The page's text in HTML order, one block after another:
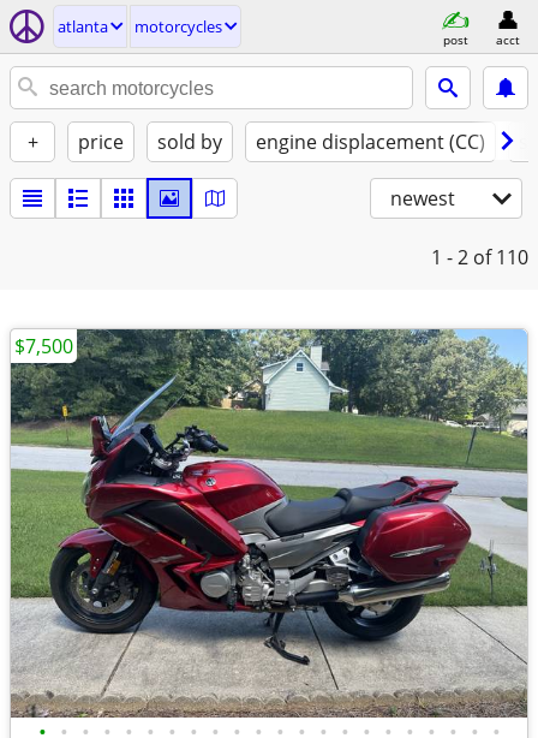
atlanta motorcycles
post acct
+ price sold by engine displacement (CC)
newest
1 - 2 of 110
• • • • • • • • • • • • • • • • • • • • • •
$7,500